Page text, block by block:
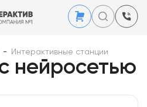
- Интерактивные станции
нейросетью